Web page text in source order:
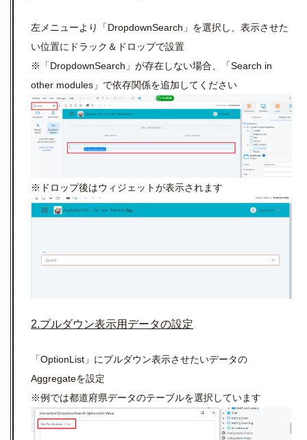
左メニューより「DropdownSearch」を選択し、表示させた
い位置にドラック＆ドロップで設置
※「DropdownSearch」が存在しない場合、「Search in
other modules」で依存関係を追加してください
※ドロップ後はウィジェットが表示されます
2.プルダウン表示用データの設定
「OptionList」にプルダウン表示させたいデータの
Aggregateを設定
※例では都道府県データのテーブルを選択しています